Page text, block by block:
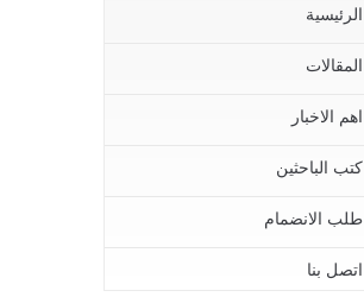
الرئيسية
المقالات
اهم الاخبار
كتب الباحثين
طلب الانضمام
اتصل بنا